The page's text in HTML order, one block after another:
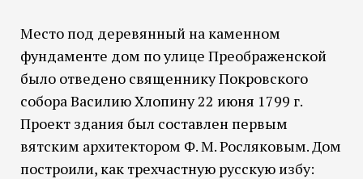
Место под деревянный на каменном
фундаменте дом по улице Преображенской
было отведено священнику Покровского
собора Василию Хлопину 22 июня 1799 г.
Проект здания был составлен первым
вятским архитектором Ф. М. Росляковым. Дом
построили, как трехчастную русскую избу: